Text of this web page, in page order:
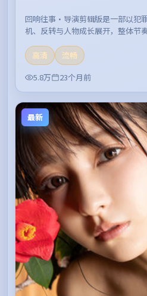
回响往事·导演剪辑版是一部以犯
机、反转与人物成长展开，整体节
高清
流畅
5.8万
23个月前
最新